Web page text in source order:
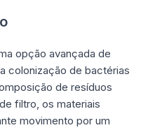
opção avançada de
colonização de bactérias
de resíduos
filtro, os materiais
movimento por um